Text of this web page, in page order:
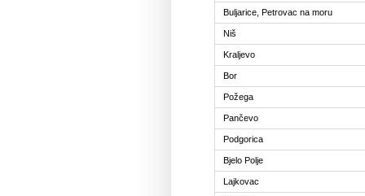
Buljarice, Petrovac na moru
Niš
Kraljevo
Bor
Požega
Pančevo
Podgorica
Bjelo Polje
Lajkovac